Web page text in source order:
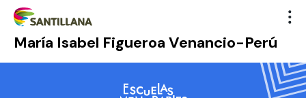
María Isabel Figueroa Venancio-Perú